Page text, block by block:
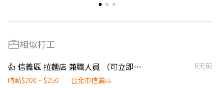
相似打工
👍 信義區 拉麵店 兼職人員 （可立即上工）
6天前
時薪$200 ~ $250
台北市信義區